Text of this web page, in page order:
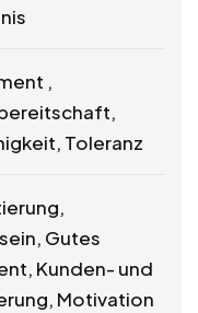
,
Toleranz
Gutes
Kunden- und
Motivation